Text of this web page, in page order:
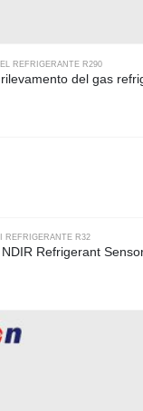
REFRIGERANTE R290
REFRIGERANTE R32